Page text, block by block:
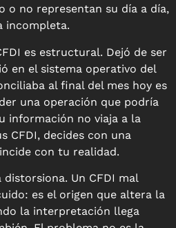
o no representan su día a día,
incompleta.
es estructural. Dejó de ser
en el sistema operativo del
al final del mes hoy es
una operación que podría
información no viaja a la
CFDI, decides con una
con tu realidad.
distorsiona. Un CFDI mal
es el origen que altera la
la interpretación llega